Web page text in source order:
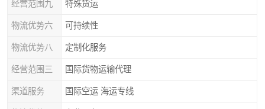
经营范围九 特殊货运
物流优势六 可持续性
物流优势八 定制化服务
经营范围三 国际货物运输代理
渠道服务 国际空运 海运专线